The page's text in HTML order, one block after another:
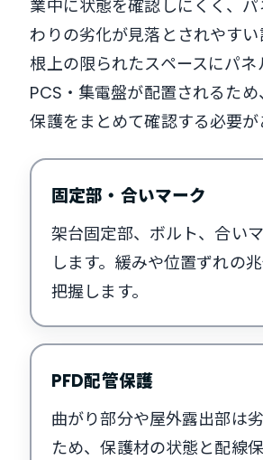
業中に状態を確認しにくく、
わりの劣化が見落とされやす
根上の限られたスペースにパネ
PCS・集電盤が配置されるた
保護をまとめて確認する必要が
固定部・合いマーク
架台固定部、ボルト、合い
します。緩みや位置ずれの
把握します。
PFD配管保護
曲がり部分や屋外露出部は
ため、保護材の状態と配線